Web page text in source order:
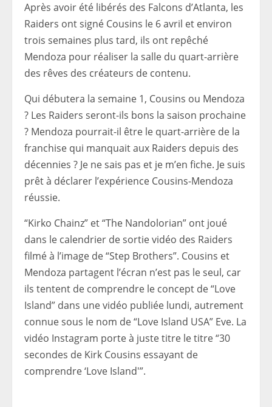
Après avoir été libérés des Falcons d’Atlanta, les
Raiders ont signé Cousins ​​​​le 6 avril et environ
trois semaines plus tard, ils ont repêché
Mendoza pour réaliser la salle du quart-arrière
des rêves des créateurs de contenu.
Qui débutera la semaine 1, Cousins ​​​​ou Mendoza
? Les Raiders seront-ils bons la saison prochaine
? Mendoza pourrait-il être le quart-arrière de la
franchise qui manquait aux Raiders depuis des
décennies ? Je ne sais pas et je m’en fiche. Je suis
prêt à déclarer l’expérience Cousins-Mendoza
réussie.
“Kirko Chainz” et “The Nandolorian” ont joué
dans le calendrier de sortie vidéo des Raiders
filmé à l’image de “Step Brothers”. Cousins ​​​​​​et
Mendoza partagent l’écran n’est pas le seul, car
ils tentent de comprendre le concept de “Love
Island” dans une vidéo publiée lundi, autrement
connue sous le nom de “Love Island USA” Eve. La
vidéo Instagram porte à juste titre le titre “30
secondes de Kirk Cousins ​​​​​​essayant de
comprendre ‘Love Island'”.